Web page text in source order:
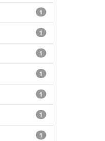
1
1
1
1
1
1
1